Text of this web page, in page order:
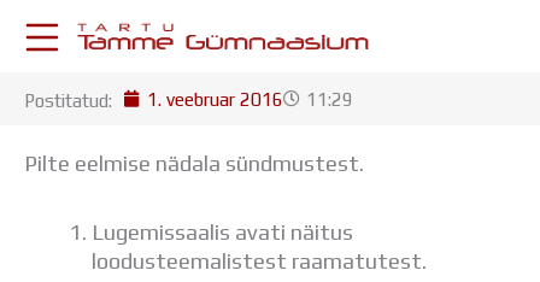
KESKKONNAD
Postkast
Tamme TV
Tamme Leht
Postitatud: 1. veebruar 2016 11:29
Pilte eelmise nädala sündmustest.
Lugemissaalis avati näitus
loodusteemalistest raamatutest.